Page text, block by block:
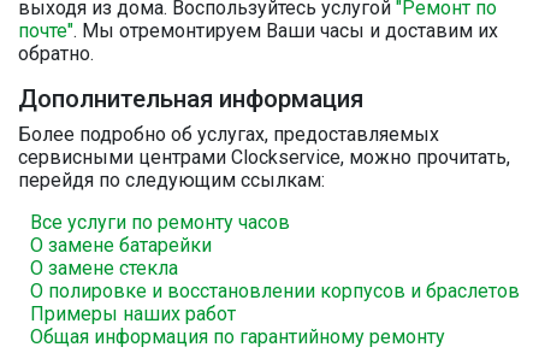
выходя из дома. Воспользуйтесь услугой "Ремонт по
почте". Мы отремонтируем Ваши часы и доставим их
обратно.
Дополнительная информация
Более подробно об услугах, предоставляемых
сервисными центрами Clockservice, можно прочитать,
перейдя по следующим ссылкам:
Все услуги по ремонту часов
О замене батарейки
О замене стекла
О полировке и восстановлении корпусов и браслетов
Примеры наших работ
Общая информация по гарантийному ремонту